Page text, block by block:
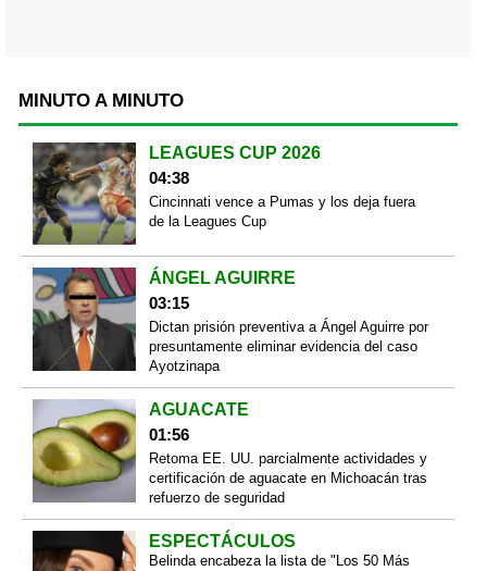
MINUTO A MINUTO
LEAGUES CUP 2026
04:38
Cincinnati vence a Pumas y los deja fuera
de la Leagues Cup
ÁNGEL AGUIRRE
03:15
Dictan prisión preventiva a Ángel Aguirre por
presuntamente eliminar evidencia del caso
Ayotzinapa
AGUACATE
01:56
Retoma EE. UU. parcialmente actividades y
certificación de aguacate en Michoacán tras
refuerzo de seguridad
ESPECTÁCULOS
Belinda encabeza la lista de "Los 50 Más